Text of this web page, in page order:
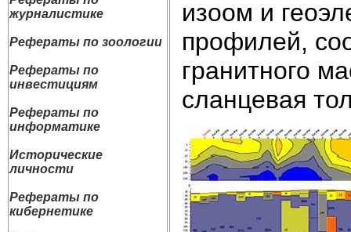
журналистике
Рефераты по зоологии
Рефераты по
инвестициям
Рефераты по
информатике
Исторические
личности
Рефераты по
кибернетике
изоом и
профилей,
гранитного
сланцевая